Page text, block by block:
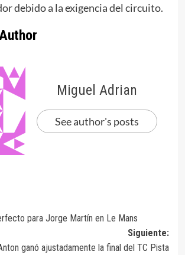
debido a la exigencia del circuito.
Miguel Adrian
See author's posts
para Jorge Martín en Le Mans
Siguiente:
ganó ajustadamente la final del TC Pista